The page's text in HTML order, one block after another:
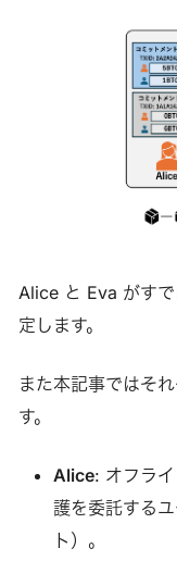
Alice と Eva がす
定します。
また本記事ではそ
す。
Alice: オフラ
護を委託する
ト）。